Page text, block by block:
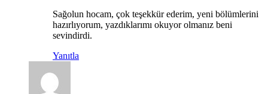
Sağolun hocam, çok teşekkür ederim, yeni bölümlerini
hazırlıyorum, yazdıklarımı okuyor olmanız beni
sevindirdi.
Yanıtla